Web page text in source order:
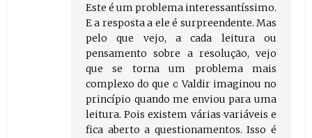
Este é um problema interessantíssimo.
E a resposta a ele é surpreendente. Mas
pelo que vejo, a cada leitura ou
pensamento sobre a resolução, vejo
que se torna um problema mais
complexo do que o Valdir imaginou no
princípio quando me enviou para uma
leitura. Pois existem várias variáveis e
fica aberto a questionamentos. Isso é